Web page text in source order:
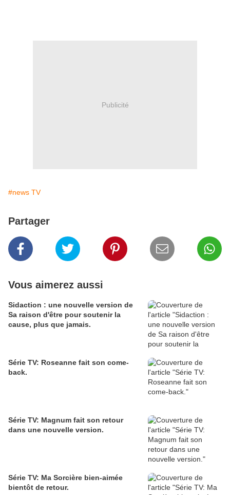
Publicité
#news TV
Partager
Vous aimerez aussi
Sidaction : une nouvelle version de
Sa raison d'être pour soutenir la
cause, plus que jamais.
Série TV: Roseanne fait son come-
back.
Série TV: Magnum fait son retour
dans une nouvelle version.
Série TV: Ma Sorcière bien-aimée
bientôt de retour.